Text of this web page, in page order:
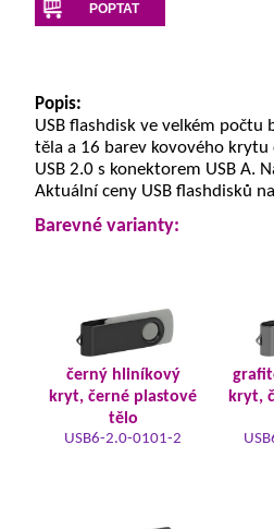
POPTAT
Popis:
USB flashdisk ve velkém počtu
těla a 16 barev kovového
USB 2.0 s konektorem USB A.
Aktuální ceny USB flashdisků
Barevné varianty:
černý hliníkový
kryt, černé plastové
tělo
USB6-2.0-0101-2
kryt,